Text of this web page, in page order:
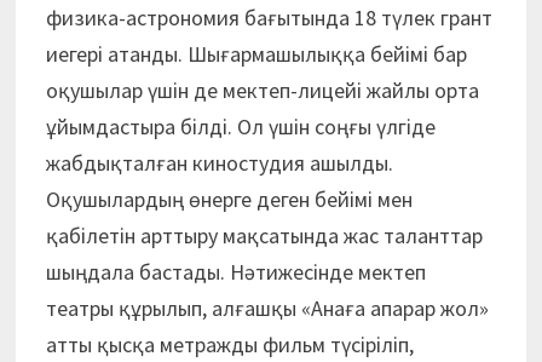
физика-астрономия бағытында 18 түлек грант
иегері атанды. Шығармашылыққа бейімі бар
оқушылар үшін де мектеп-лицейі жайлы орта
ұйымдастыра білді. Ол үшін соңғы үлгіде
жабдықталған киностудия ашылды.
Оқушылардың өнерге деген бейімі мен
қабілетін арттыру мақсатында жас таланттар
шыңдала бастады. Нәтижесінде мектеп
театры құрылып, алғашқы «Анаға апарар жол»
атты қысқа метражды фильм түсіріліп,